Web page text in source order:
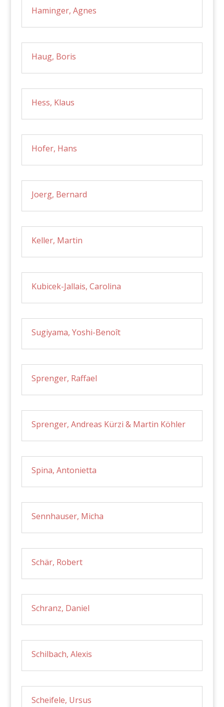
Haminger, Agnes
Haug, Boris
Hess, Klaus
Hofer, Hans
Joerg, Bernard
Keller, Martin
Kubicek-Jallais, Carolina
Sugiyama, Yoshi-Benoît
Sprenger, Raffael
Sprenger, Andreas Kürzi & Martin Köhler
Spina, Antonietta
Sennhauser, Micha
Schär, Robert
Schranz, Daniel
Schilbach, Alexis
Scheifele, Ursus